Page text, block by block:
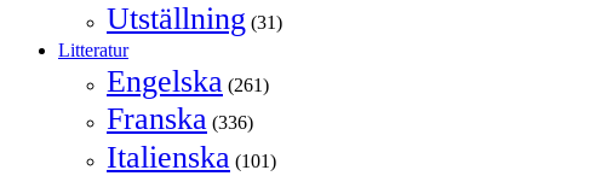
Utställning (31)
Litteratur
Engelska (261)
Franska (336)
Italienska (101)